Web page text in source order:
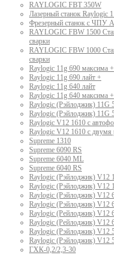
RAYLOGIC FBT 350W
Лазерный станок Raylogic
Фрезерный станок с ЧПУ
RAYLOGIC FBW 1500
сварки
RAYLOGIC FBW 1000
сварки
Raylogic 11g 690 максима +
Raylogic 11g 690 лайт +
Raylogic 11g 640 лайт
Raylogic 11g 640 максима +
Raylogic (Рэйлоджик) 11G
Raylogic (Рэйлоджик) 11G
Raylogic V12 1610 с
Raylogic V12 1610 с
Supreme 1310
Supreme 6090 RS
Supreme 6040 ML
Supreme 6040 RS
Raylogic (Рэйлоджик) V12
Raylogic (Рэйлоджик) V12
Raylogic (Рэйлоджик) V12
Raylogic (Рэйлоджик) V12
Raylogic (Рейлоджик) V12
Raylogic (Рейлоджик) V12
Raylogic (Рэйлоджик) V12
Raylogic (Рэйлоджик) V12
ГХК-0,2/2,3-30